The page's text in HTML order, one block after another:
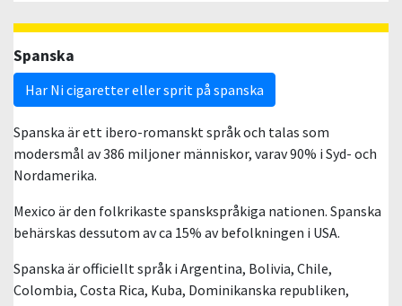
Spanska
Har Ni cigaretter eller sprit på spanska
Spanska är ett ibero-romanskt språk och talas som
modersmål av 386 miljoner människor, varav 90% i Syd- och
Nordamerika.
Mexico är den folkrikaste spanskspråkiga nationen. Spanska
behärskas dessutom av ca 15% av befolkningen i USA.
Spanska är officiellt språk i Argentina, Bolivia, Chile,
Colombia, Costa Rica, Kuba, Dominikanska republiken,